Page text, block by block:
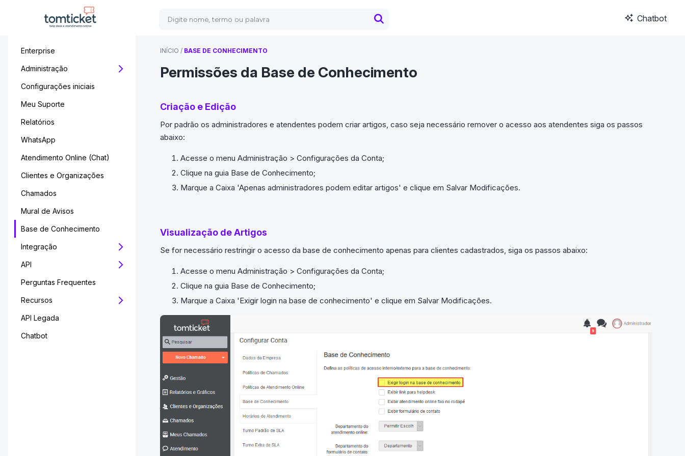
Chatbot
Enterprise
Administração
Configurações iniciais
Meu Suporte
Relatórios
WhatsApp
Atendimento Online (Chat)
Clientes e Organizações
Chamados
Mural de Avisos
Base de Conhecimento
Integração
API
Perguntas Frequentes
Recursos
API Legada
Chatbot
INÍCIO / BASE DE CONHECIMENTO
Permissões da Base de Conhecimento
Criação e Edição
Por padrão os administradores e atendentes podem criar artigos, caso seja necessário remover o acesso aos atendentes siga os passos
abaixo:
Acesse o menu Administração > Configurações da Conta;
Clique na guia Base de Conhecimento;
Marque a Caixa 'Apenas administradores podem editar artigos' e clique em Salvar Modificações.
Visualização de Artigos
Se for necessário restringir o acesso da base de conhecimento apenas para clientes cadastrados, siga os passos abaixo:
Acesse o menu Administração > Configurações da Conta;
Clique na guia Base de Conhecimento;
Marque a Caixa 'Exigir login na base de conhecimento' e clique em Salvar Modificações.